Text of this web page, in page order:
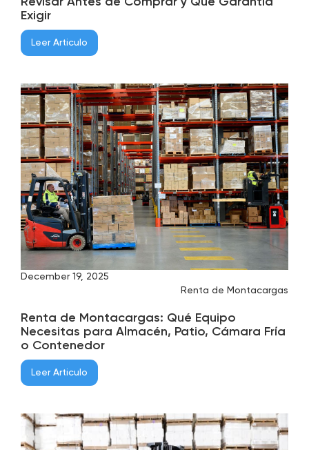
Exigir
Leer Articulo
December 19, 2025
Renta de Montacargas
Renta de Montacargas: Qué Equipo
Necesitas para Almacén, Patio, Cámara Fría
o Contenedor
Leer Articulo